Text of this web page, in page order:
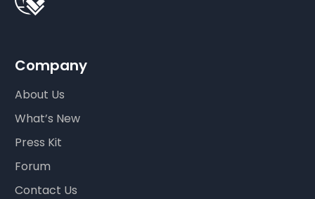
Company
About Us
What’s New
Press Kit
Forum
Contact Us